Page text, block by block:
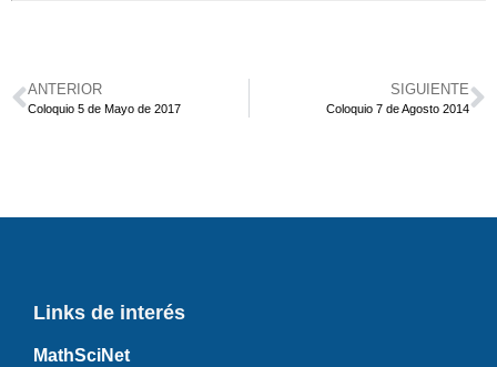
ANTERIOR
Coloquio 5 de Mayo de 2017
SIGUIENTE
Coloquio 7 de Agosto 2014
Links de interés
MathSciNet